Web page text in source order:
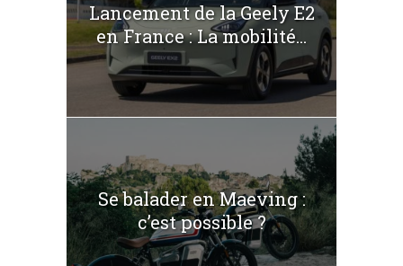
Lancement de la Geely E2
en France : La mobilité...
Se balader en Maeving :
c’est possible ?